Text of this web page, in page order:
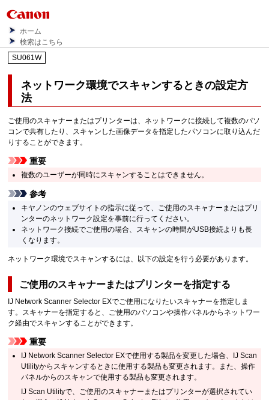
ホーム
検索はこちら
SU061W
ネットワーク環境でスキャンするときの設定方
法
ご使用のスキャナー またはプリンターは、ネットワークに接続して複数のパソ
コンで共有したり、スキャンした画像データを指定したパソコンに取り込んだ
りすることができます。
重要
複数のユーザーが同時にスキャンすることはできません。
参考
キヤノンのウェブサイトの指示に従って、ご使用のスキャナー またはプリ
ンターのネットワーク設定を事前に行ってください。
ネットワーク接続でご使用の場合、スキャンの時間がUSB接続よりも長
くなります。
ネットワーク環境でスキャンするには、以下の設定を行う必要があります。
ご使用のスキャナーまたはプリンターを指定する
IJ Network Scanner Selector EXでご使用になりたいスキャナーを指定しま
す。 スキャナーを指定すると、ご使用のパソコンや操作パネルからネットワー
ク経由でスキャンすることができます。
重要
IJ Network Scanner Selector EXで使用する製品を変更した場合、
IJ Scan
Utilityからスキャンするときに使用する製品も変更されます。 また、操作
パネルからのスキャンで使用する製品も変更されます。
IJ Scan Utilityで、ご使用のスキャナー またはプリンターが選択されてい